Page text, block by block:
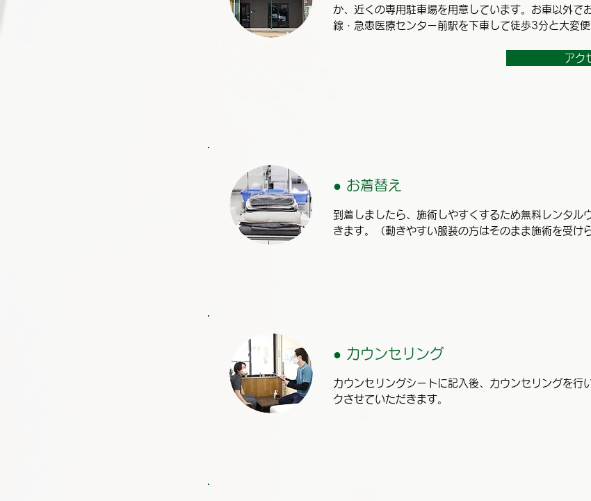
か、近くの専用駐車場を用意しています。お車以外で
線・急患医療センター前駅を下車して徒歩3分と大変便
アク
● お着替え
到着しましたら、施術しやすくするため無料レンタル
きます。（動きやすい服装の方はそのまま施術を受け
● カウンセリング
カウンセリングシートに記入後、カウンセリングを行
クさせていただきます。